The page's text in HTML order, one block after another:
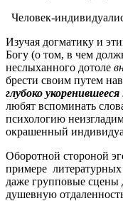
Человек-
Изучая догматику и
Богу (о том, в чем
неслыханного дотоле
брести своим путем
глубоко
любят вспоминать
психологию
окрашенный
Оборотной стороной
примере
даже групповые сцены
душевную